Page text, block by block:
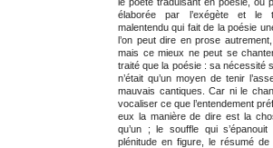
élaborée par l’exégète et le
malentendu qui fait de la poésie
l’on peut dire en prose
mais ce mieux ne peut se
traité que la poésie : sa nécessité
n’était qu’un moyen de tenir
mauvais cantiques. Car ni le
vocaliser ce que l’entendement
eux la manière de dire est la
qu’un ; le souffle qui
plénitude en figure, le résumé